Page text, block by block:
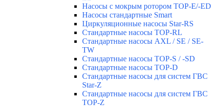
Насосы с мокрым ротором TOP-E/-ED
Насосы стандартные Smart
Циркуляционные насосы Star-RS
Стандартные насосы TOP-RL
Стандартные насосы AXL / SE / SE-
TW
Стандартные насосы TOP-S / -SD
Стандартные насосы TOP-D
Стандартные насосы для систем ГВС
Star-Z
Стандартные насосы для систем ГВС
TOP-Z